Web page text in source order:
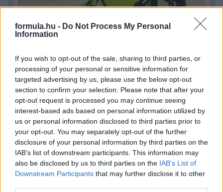
formula.hu - Do Not Process My Personal
Information
If you wish to opt-out of the sale, sharing to third parties, or
processing of your personal or sensitive information for
targeted advertising by us, please use the below opt-out
section to confirm your selection. Please note that after your
opt-out request is processed you may continue seeing
interest-based ads based on personal information utilized by
us or personal information disclosed to third parties prior to
your opt-out. You may separately opt-out of the further
disclosure of your personal information by third parties on the
IAB’s list of downstream participants. This information may
also be disclosed by us to third parties on the IAB’s List of
Downstream Participants that may further disclose it to other
3 napja
Newey biztos benne, hogy Alonso marad az Aston
Martinnál